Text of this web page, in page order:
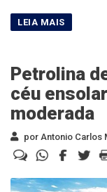
Petrolina
céu
moderada
por Antonio Carlos